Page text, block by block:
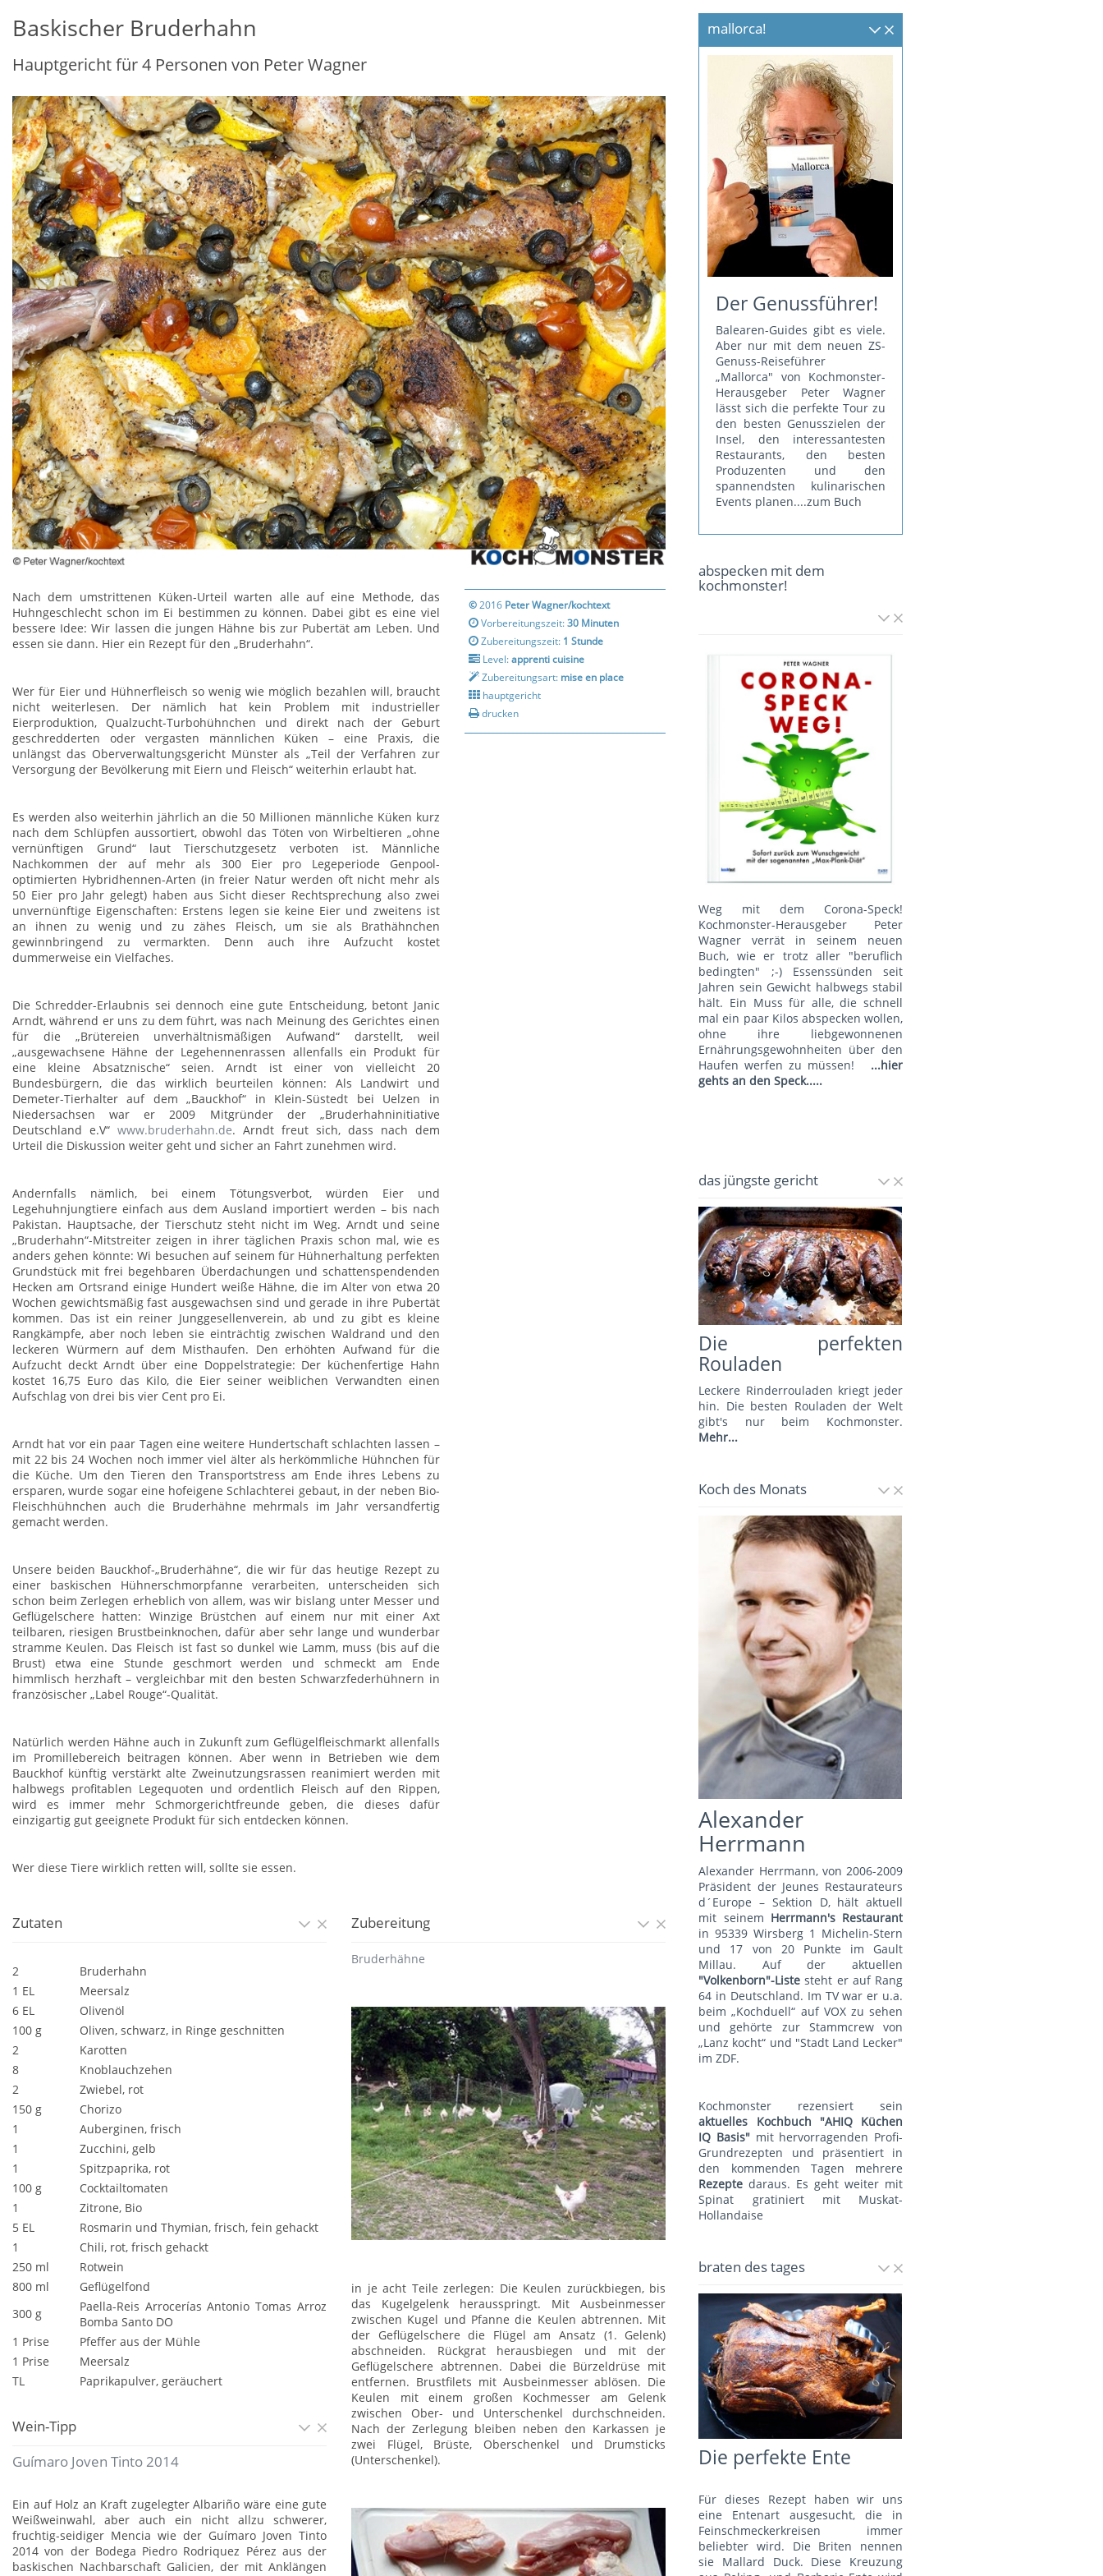
Baskischer Bruderhahn
Hauptgericht für 4 Personen von Peter Wagner
Nach dem umstrittenen Küken-Urteil warten alle auf eine Methode, das
Huhngeschlecht schon im Ei bestimmen zu können. Dabei gibt es eine viel
bessere Idee: Wir lassen die jungen Hähne bis zur Pubertät am Leben. Und
essen sie dann. Hier ein Rezept für den „Bruderhahn“.
Wer für Eier und Hühnerfleisch so wenig wie möglich bezahlen will, braucht
nicht weiterlesen. Der nämlich hat kein Problem mit industrieller
Eierproduktion, Qualzucht-Turbohühnchen und direkt nach der Geburt
geschredderten oder vergasten männlichen Küken – eine Praxis, die
unlängst das Oberverwaltungsgericht Münster als „Teil der Verfahren zur
Versorgung der Bevölkerung mit Eiern und Fleisch“ weiterhin erlaubt hat.
Es werden also weiterhin jährlich an die 50 Millionen männliche Küken kurz
nach dem Schlüpfen aussortiert, obwohl das Töten von Wirbeltieren „ohne
vernünftigen Grund“ laut Tierschutzgesetz verboten ist. Männliche
Nachkommen der auf mehr als 300 Eier pro Legeperiode Genpool-
optimierten Hybridhennen-Arten (in freier Natur werden oft nicht mehr als
50 Eier pro Jahr gelegt) haben aus Sicht dieser Rechtsprechung also zwei
unvernünftige Eigenschaften: Erstens legen sie keine Eier und zweitens ist
an ihnen zu wenig und zu zähes Fleisch, um sie als Brathähnchen
gewinnbringend zu vermarkten. Denn auch ihre Aufzucht kostet
dummerweise ein Vielfaches.
Die Schredder-Erlaubnis sei dennoch eine gute Entscheidung, betont Janic
Arndt, während er uns zu dem führt, was nach Meinung des Gerichtes einen
für die „Brütereien unverhältnismäßigen Aufwand“ darstellt, weil
„ausgewachsene Hähne der Legehennenrassen allenfalls ein Produkt für
eine kleine Absatznische“ seien. Arndt ist einer von vielleicht 20
Bundesbürgern, die das wirklich beurteilen können: Als Landwirt und
Demeter-Tierhalter auf dem „Bauckhof“ in Klein-Süstedt bei Uelzen in
Niedersachsen war er 2009 Mitgründer der „Bruderhahninitiative
Deutschland e.V“ www.bruderhahn.de. Arndt freut sich, dass nach dem
Urteil die Diskussion weiter geht und sicher an Fahrt zunehmen wird.
Andernfalls nämlich, bei einem Tötungsverbot, würden Eier und
Legehuhnjungtiere einfach aus dem Ausland importiert werden – bis nach
Pakistan. Hauptsache, der Tierschutz steht nicht im Weg. Arndt und seine
„Bruderhahn“-Mitstreiter zeigen in ihrer täglichen Praxis schon mal, wie es
anders gehen könnte: Wi besuchen auf seinem für Hühnerhaltung perfekten
Grundstück mit frei begehbaren Überdachungen und schattenspendenden
Hecken am Ortsrand einige Hundert weiße Hähne, die im Alter von etwa 20
Wochen gewichtsmäßig fast ausgewachsen sind und gerade in ihre Pubertät
kommen. Das ist ein reiner Junggesellenverein, ab und zu gibt es kleine
Rangkämpfe, aber noch leben sie einträchtig zwischen Waldrand und den
leckeren Würmern auf dem Misthaufen. Den erhöhten Aufwand für die
Aufzucht deckt Arndt über eine Doppelstrategie: Der küchenfertige Hahn
kostet 16,75 Euro das Kilo, die Eier seiner weiblichen Verwandten einen
Aufschlag von drei bis vier Cent pro Ei.
Arndt hat vor ein paar Tagen eine weitere Hundertschaft schlachten lassen –
mit 22 bis 24 Wochen noch immer viel älter als herkömmliche Hühnchen für
die Küche. Um den Tieren den Transportstress am Ende ihres Lebens zu
ersparen, wurde sogar eine hofeigene Schlachterei gebaut, in der neben Bio-
Fleischhühnchen auch die Bruderhähne mehrmals im Jahr versandfertig
gemacht werden.
Unsere beiden Bauckhof-„Bruderhähne“, die wir für das heutige Rezept zu
einer baskischen Hühnerschmorpfanne verarbeiten, unterscheiden sich
schon beim Zerlegen erheblich von allem, was wir bislang unter Messer und
Geflügelschere hatten: Winzige Brüstchen auf einem nur mit einer Axt
teilbaren, riesigen Brustbeinknochen, dafür aber sehr lange und wunderbar
stramme Keulen. Das Fleisch ist fast so dunkel wie Lamm, muss (bis auf die
Brust) etwa eine Stunde geschmort werden und schmeckt am Ende
himmlisch herzhaft – vergleichbar mit den besten Schwarzfederhühnern in
französischer „Label Rouge“-Qualität.
Natürlich werden Hähne auch in Zukunft zum Geflügelfleischmarkt allenfalls
im Promillebereich beitragen können. Aber wenn in Betrieben wie dem
Bauckhof künftig verstärkt alte Zweinutzungsrassen reanimiert werden mit
halbwegs profitablen Legequoten und ordentlich Fleisch auf den Rippen,
wird es immer mehr Schmorgerichtfreunde geben, die dieses dafür
einzigartig gut geeignete Produkt für sich entdecken können.
Wer diese Tiere wirklich retten will, sollte sie essen.
©2016 Peter Wagner/kochtext
Vorbereitungszeit:30 Minuten
Zubereitungszeit: 1 Stunde
Level:apprenti cuisine
Zubereitungsart: mise en place
hauptgericht
drucken
Zutaten
2
Bruderhahn
1 EL
Meersalz
6 EL
Olivenöl
100 g
Oliven, schwarz, in Ringe geschnitten
2
Karotten
8
Knoblauchzehen
2
Zwiebel, rot
150 g
Chorizo
1
Auberginen, frisch
1
Zucchini, gelb
1
Spitzpaprika, rot
100 g
Cocktailtomaten
1
Zitrone, Bio
5 EL
Rosmarin und Thymian, frisch, fein gehackt
1
Chili, rot, frisch gehackt
250 ml
Rotwein
800 ml
Geflügelfond
300 g
Paella-Reis Arrocerías Antonio Tomas Arroz
Bomba Santo DO
1 Prise
Pfeffer aus der Mühle
1 Prise
Meersalz
TL
Paprikapulver, geräuchert
Wein-Tipp
Guímaro Joven Tinto 2014
Ein auf Holz an Kraft zugelegter Albariño wäre eine gute
Weißweinwahl, aber auch ein nicht allzu schwerer,
fruchtig-seidiger Mencia wie der Guímaro Joven Tinto
2014 von der Bodega Piedro Rodriquez Pérez aus der
baskischen Nachbarschaft Galicien, der mit Anklängen
Zubereitung
Bruderhähne
in je acht Teile zerlegen: Die Keulen zurückbiegen, bis
das Kugelgelenk herausspringt. Mit Ausbeinmesser
zwischen Kugel und Pfanne die Keulen abtrennen. Mit
der Geflügelschere die Flügel am Ansatz (1. Gelenk)
abschneiden. Rückgrat herausbiegen und mit der
Geflügelschere abtrennen. Dabei die Bürzeldrüse mit
entfernen. Brustfilets mit Ausbeinmesser ablösen. Die
Keulen mit einem großen Kochmesser am Gelenk
zwischen Ober- und Unterschenkel durchschneiden.
Nach der Zerlegung bleiben neben den Karkassen je
zwei Flügel, Brüste, Oberschenkel und Drumsticks
(Unterschenkel).
mallorca!
Der Genussführer!
Balearen-Guides gibt es viele.
Aber nur mit dem neuen ZS-
Genuss-Reiseführer
„Mallorca" von Kochmonster-
Herausgeber Peter Wagner
lässt sich die perfekte Tour zu
den besten Genusszielen der
Insel, den interessantesten
Restaurants, den besten
Produzenten und den
spannendsten kulinarischen
Events planen....zum Buch
abspecken mit dem
kochmonster!
Weg mit dem Corona-Speck!
Kochmonster-Herausgeber Peter
Wagner verrät in seinem neuen
Buch, wie er trotz aller "beruflich
bedingten" ;-) Essenssünden seit
Jahren sein Gewicht halbwegs stabil
hält. Ein Muss für alle, die schnell
mal ein paar Kilos abspecken wollen,
ohne ihre liebgewonnenen
Ernährungsgewohnheiten über den
Haufen werfen zu müssen!
...hier
gehts an den Speck.....
das jüngste gericht
Die perfekten
Rouladen
Leckere Rinderrouladen kriegt jeder
hin. Die besten Rouladen der Welt
gibt's nur beim Kochmonster.
Mehr...
Koch des Monats
Alexander
Herrmann
Alexander Herrmann, von 2006-2009
Präsident der Jeunes Restaurateurs
d´Europe – Sektion D, hält aktuell
mit seinem Herrmann's Restaurant
in 95339 Wirsberg 1 Michelin-Stern
und 17 von 20 Punkte im Gault
Millau. Auf der aktuellen
"Volkenborn"-Liste steht er auf Rang
64 in Deutschland. Im TV war er u.a.
beim „Kochduell“ auf VOX zu sehen
und gehörte zur Stammcrew von
„Lanz kocht“ und "Stadt Land Lecker"
im ZDF.
Kochmonster rezensiert sein
aktuelles Kochbuch "AHIQ Küchen
IQ Basis" mit hervorragenden Profi-
Grundrezepten und präsentiert in
den kommenden Tagen mehrere
Rezepte daraus. Es geht weiter mit
Spinat gratiniert mit Muskat-
Hollandaise
braten des tages
Die perfekte Ente
Für dieses Rezept haben wir uns
eine Entenart ausgesucht, die in
Feinschmeckerkreisen immer
beliebter wird. Die Briten nennen
sie Mallard Duck. Diese Kreuzung